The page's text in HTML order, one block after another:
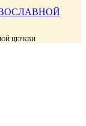
ЦЕРКВИ